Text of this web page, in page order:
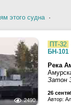
этого судна·
2490
ПТ-32
БН-101
Река
Затон
26
Автор: